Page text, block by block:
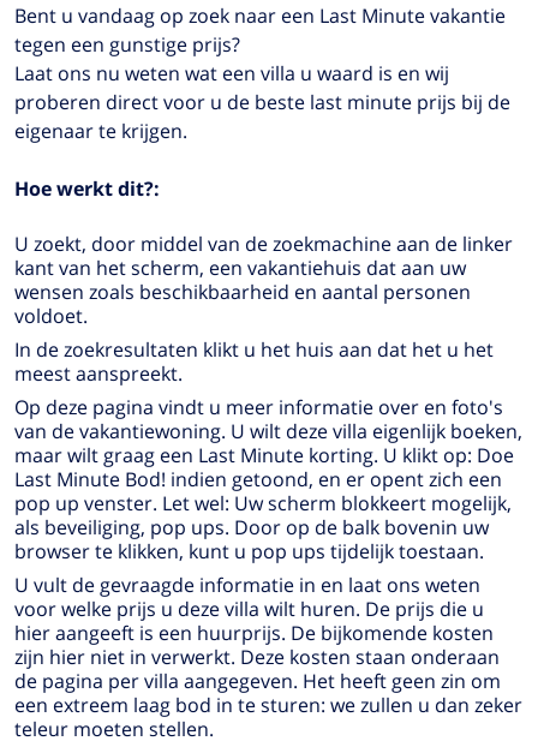
Bent u vandaag op zoek naar een Last Minute vakantie
tegen een gunstige prijs?
Laat ons nu weten wat een villa u waard is en wij
proberen direct voor u de beste last minute prijs bij de
eigenaar te krijgen.
Hoe werkt dit?:
U zoekt, door middel van de zoekmachine aan de linker
kant van het scherm, een vakantiehuis dat aan uw
wensen zoals beschikbaarheid en aantal personen
voldoet.
In de zoekresultaten klikt u het huis aan dat het u het
meest aanspreekt.
Op deze pagina vindt u meer informatie over en foto's
van de vakantiewoning. U wilt deze villa eigenlijk boeken,
maar wilt graag een Last Minute korting. U klikt op: Doe
Last Minute Bod! indien getoond, en er opent zich een
pop up venster. Let wel: Uw scherm blokkeert mogelijk,
als beveiliging, pop ups. Door op de balk bovenin uw
browser te klikken, kunt u pop ups tijdelijk toestaan.
U vult de gevraagde informatie in en laat ons weten
voor welke prijs u deze villa wilt huren. De prijs die u
hier aangeeft is een huurprijs. De bijkomende kosten
zijn hier niet in verwerkt. Deze kosten staan onderaan
de pagina per villa aangegeven. Het heeft geen zin om
een extreem laag bod in te sturen: we zullen u dan zeker
teleur moeten stellen.